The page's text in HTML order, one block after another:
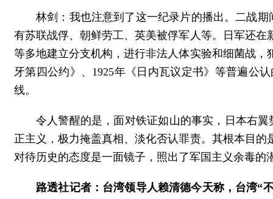
林剑：我也注意到了这一纪录片的播出。二战
有苏联战俘、朝鲜劳工、英美被俘军人等。日军还
等多地建立分支机构，进行非法人体实验和细菌战
牙第四公约》、1925年《日内瓦议定书》等普遍公
线。
令人警醒的是，面对铁证如山的事实，日本右
正主义，极力掩盖真相、淡化否认罪责。其根本目
对待历史的态度是一面镜子，照出了军国主义余毒
路透社记者：台湾领导人赖清德今天称，台湾“